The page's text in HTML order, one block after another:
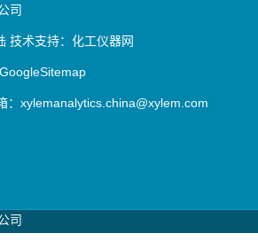
司
技术支持： 化工仪器网
GoogleSitemap
xylemanalytics.china@xylem.com
司